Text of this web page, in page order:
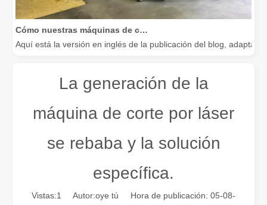
Aquí está la versión en inglés de la publicación del blog,
La generación de la
máquina de corte por láser
se rebaba y la solución
específica.
Vistas:1
Autor:oye tú Hora de publicación: 05-08-